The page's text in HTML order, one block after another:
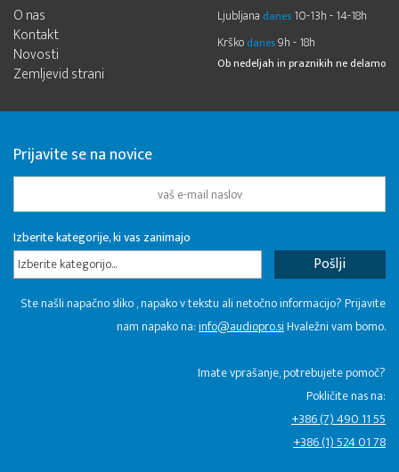
O nas
Kontakt
Novosti
Zemljevid strani
Ljubljana danes 10-13h - 14-18h
Krško danes9h - 18h
Ob nedeljah in praznikih ne delamo
Prijavite se na novice
Izberite kategorije, ki vas zanimajo
Izberite kategorijo...
Ste našli napačno sliko , napako v tekstu ali netočno informacijo? Prijavite
nam napako na:info@audiopro.siHvaležni vam bomo.
Imate vprašanje, potrebujete pomoč?
Pokličite nas na:
+386 (7) 490 11 55
+386 (1) 524 01 78